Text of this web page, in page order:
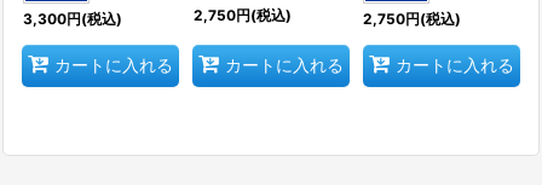
3,300円(税込)
カートに入れる
2,750円(税込)
カートに入れる
2,750円(税込)
カートに入れる